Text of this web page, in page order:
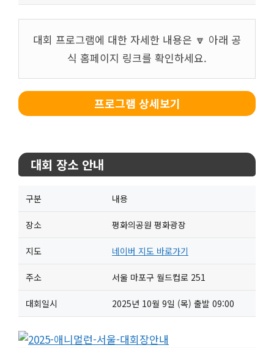
대회 프로그램에 대한 자세한 내용은 🔽 아래 공
식 홈페이지 링크를 확인하세요.
프로그램 상세보기
대회 장소 안내
구분 내용
장소 평화의공원 평화광장
지도 네이버 지도 바로가기
주소 서울 마포구 월드컵로 251
대회일시 2025년 10월 9일 (목) 출발 09:00